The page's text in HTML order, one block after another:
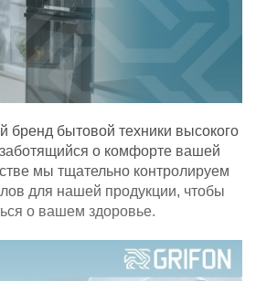
бренд бытовой техники высокого
заботящийся о комфорте вашей
мы тщательно контролируем
для нашей продукции, чтобы
о вашем здоровье.